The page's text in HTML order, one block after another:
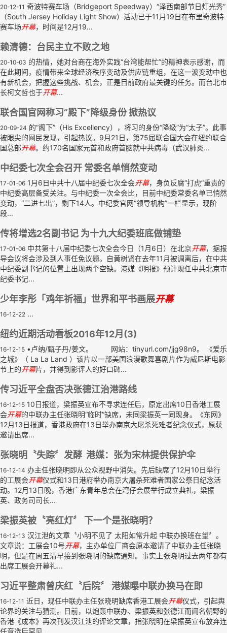
20-12-11 奇波特赛车场（Bridgeport Speedway）“泽西南部节日灯光秀”
（South Jersey Holiday Light Show）活动已于11月19日在布里奇波特
赛车场开幕，时间是12月19...
赖清德：台民主立不败之地
20-10-03 的热情，她对台商在海外实践“台湾能帮忙”的精神表示感谢，而
在此期间，疫情带来全球经济秩序变动及供应链重组，在这一波变动中也
有新机会，把握这些挑战、机会，正是目前政府最关键的任务。而台北市
长柯文哲也于开幕...
联合国官网称习“殿下”降级身份 掀热议
20-09-24 的“阁下”（His Excellency），将习的身份“降级”为“太子”。此事
被眼尖的网民发现，引起热议。9月21日，第75届联合国大会在纽约联合
国总部开幕。约170名国家元首和政府首脑就中共病毒（武汉肺炎...
中纪委七次全会召开 常委名单悄然变动
17-01-06 1月6日中共十八届中纪委七次全会开幕，身负反腐“打虎”重责的
中纪委高层备受关注。与中纪委一次全会比，目前中纪委常委名单已悄然
变动，“二进七出”，剩下14人。中纪委官网“领导机构”一栏显示，现阶
段...
传将增选2名副书记 为十九大纪委班底做铺垫
17-01-06 中共第十八届中纪委七次全会今日（1月6日）在北京开幕，据报
导会议将会涉及到人事任免议题。自黄树贤在去年11月被调离后，在中共
中纪委副书记的位置上出现两个空缺。港媒《明报》预计现任中共北京市
纪委书记...
少年李彤「鸡年祈福」世界和平书画展开幕
16-12-22 ...
纽约近期活动看板2016年12月(3)
16-12-15 •卢纳/甄子丹/姜文。 网站：tinyurl.com/jjg98n9。 《爱乐
之城》（ La La Land ）该片以一部美国浪漫歌舞喜剧片作为威尼斯电影
节上的开幕片，并得到影评人的好口碑...
传习近平全盘否决张德江治港路线
16-12-15 10日报道，梁振英宣布不寻求连任后，原定出席10日香港工展
会开幕的中联办主任张晓明“临时”缺席，未同梁振英一同现身。《东网》
12月13日报道，香港政府在13日举办南京大屠杀死难者纪念仪式，原获
邀请出席...
张晓明〝失踪〞发酵 港媒：张为宋林提供保护伞
16-12-14 办主任张晓明即从公众视野中消失。先后缺席了12月10日举行
的工展会开幕仪式和13日港府举办南京大屠杀死难者国家公祭日纪念活
动。12月13日晚，香港广东青年总会在湾仔会展举行成立典礼，梁振
英、政务司司长...
梁振英被〝亮红灯〞 下一个是张晓明？
16-12-13 汉江泄的文章〝小明不见了 太阳如常升起 中联办换班在望〞。
文章说：工展会10号开幕，主办单位厂商会原本邀请了中联办主任张晓
明，但是在周五清早接到张晓明的缺席通知。事实上张晓明过去两年都有
出席工展会开幕礼...
习近平整肃曾庆红〝后院〞 港媒曝中联办换马在即
16-12-11 近日，现任中联办主任张晓明缺席香港工展会开幕仪式，引起舆
论界的关注与猜测。日前，以炮轰中联办、梁振英和张德江而闻名朝野的
香港《成本》再次刊发汉江泄的评论文章，指张晓明在梁振英宣布放弃连
任竞选后罕见...